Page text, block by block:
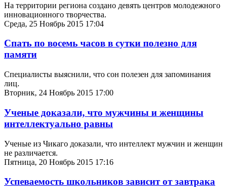
На территории региона создано девять центров молодежного
инновационного творчества.
Среда, 25 Ноябрь 2015 17:04
Спать по восемь часов в сутки полезно для
памяти
Специалисты выяснили, что сон полезен для запоминания
лиц.
Вторник, 24 Ноябрь 2015 17:00
Ученые доказали, что мужчины и женщины
интеллектуально равны
Ученые из Чикаго доказали, что интеллект мужчин и женщин
не различается.
Пятница, 20 Ноябрь 2015 17:16
Успеваемость школьников зависит от завтрака